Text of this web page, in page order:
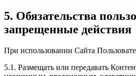
5. Обязательства
запрещенные действия
При использовании Сайта
5.1. Размещать или передавать